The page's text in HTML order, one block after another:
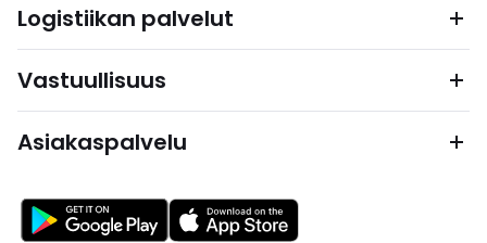
Logistiikan palvelut
Vastuullisuus
Asiakaspalvelu